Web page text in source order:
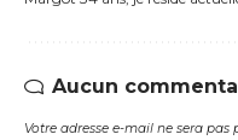
Aucun
Votre adresse e-mail ne sera pas